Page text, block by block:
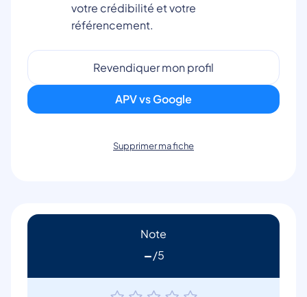
votre crédibilité et votre
référencement.
Revendiquer mon profil
APV vs Google
Supprimer ma fiche
Note
-